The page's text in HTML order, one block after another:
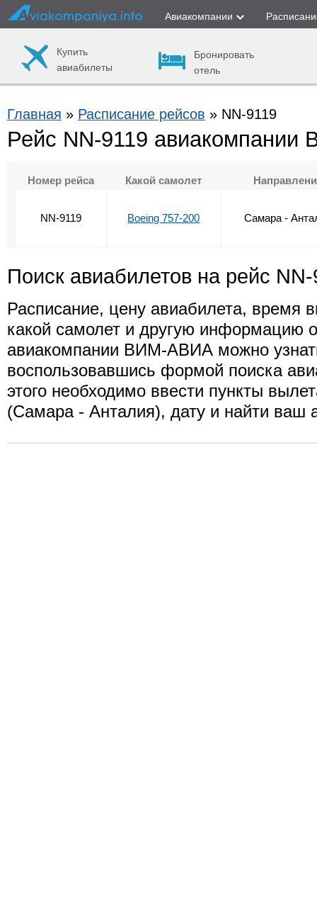
Авиакомпании
Купить
авиабилеты
Бронировать
отель
Главная » Расписание рейсов » NN-9119
Рейс NN-9119
Номер рейса Какой самолет
NN-9119 Boeing 757-200 Самара -
Поиск авиабилетов на рейс NN-
Расписание, цену авиабилета, время
какой самолет и другую информацию
авиакомпании ВИМ-АВИА можно
воспользовавшись формой поиска
этого необходимо ввести пункты
(Самара - Анталия), дату и найти ваш